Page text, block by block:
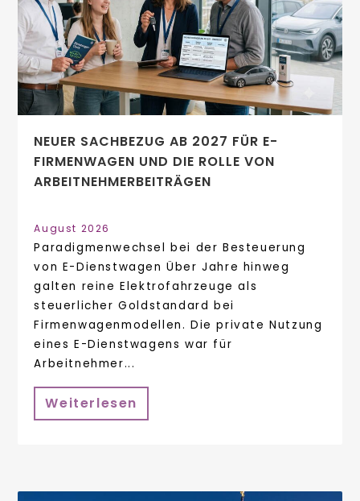
NEUER SACHBEZUG AB 2027 FÜR E-
FIRMENWAGEN UND DIE ROLLE VON
ARBEITNEHMER​­BEITRÄGEN
August 2026
Paradigmenwechsel bei der Besteuerung
von E-Dienstwagen Über Jahre hinweg
galten reine Elektrofahrzeuge als
steuerlicher Goldstandard bei
Firmenwagenmodellen. Die private Nutzung
eines E-Dienstwagens war für
Arbeitnehmer...
Weiterlesen